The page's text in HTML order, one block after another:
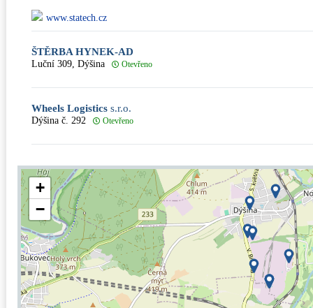
www.statech.cz
ŠTĚRBA HYNEK-AD
Luční 309, Dýšina Otevřeno
Wheels Logistics s.r.o.
Dýšina č. 292 Otevřeno
+
−